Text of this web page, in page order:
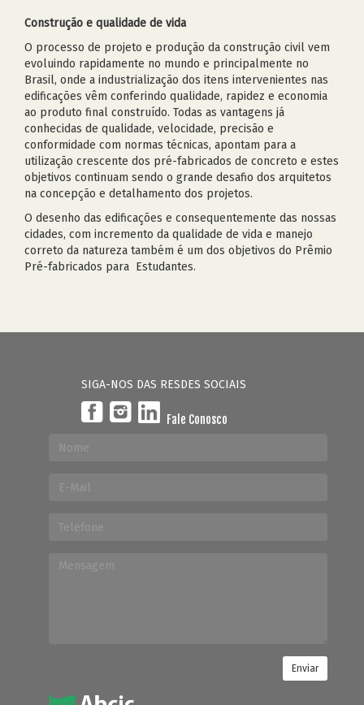
Construção e qualidade de vida
O processo de projeto e produção da construção civil vem
evoluindo rapidamente no mundo e principalmente no
Brasil, onde a industrialização dos itens intervenientes nas
edificações vêm conferindo qualidade, rapidez e economia
ao produto final construído. Todas as vantagens já
conhecidas de qualidade, velocidade, precisão e
conformidade com normas técnicas, apontam para a
utilização crescente dos pré-fabricados de concreto e estes
objetivos continuam sendo o grande desafio dos arquitetos
na concepção e detalhamento dos projetos.
O desenho das edificações e consequentemente das nossas
cidades, com incremento da qualidade de vida e manejo
correto da natureza também é um dos objetivos do Prêmio
Pré-fabricados para Estudantes.
SIGA-NOS DAS RESDES SOCIAIS
Fale Conosco
Enviar